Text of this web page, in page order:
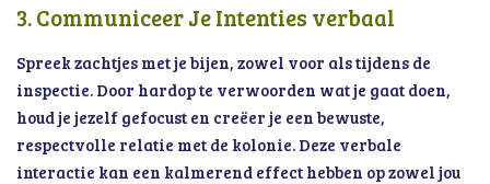
3. Communiceer Je Intenties verbaal
Spreek zachtjes met je bijen, zowel voor als tijdens de
inspectie. Door hardop te verwoorden wat je gaat doen,
houd je jezelf gefocust en creëer je een bewuste,
respectvolle relatie met de kolonie. Deze verbale
interactie kan een kalmerend effect hebben op zowel jou